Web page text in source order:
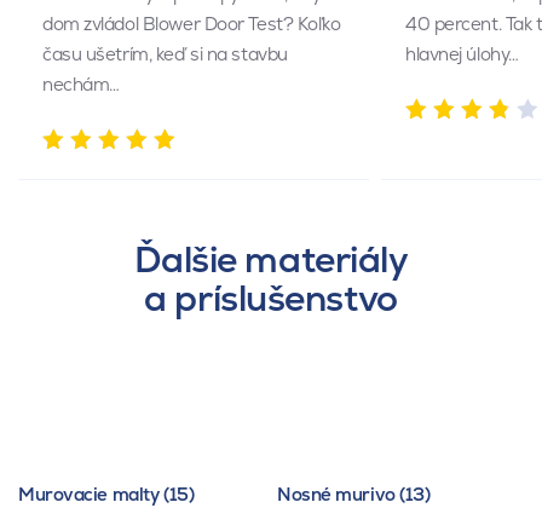
dom zvládol Blower Door Test? Koľko
času ušetrím, keď si na stavbu
nechám…
40 percent. Tak
hlavnej úlohy…
Ďalšie materiály
a príslušenstvo
Murovacie malty (15) Nosné murivo (13)